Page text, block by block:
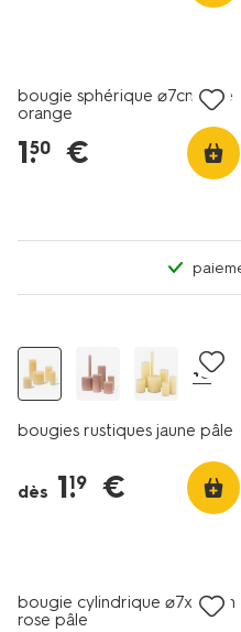
bougie sphérique ⌀7cm lisse
orange
1.
50 €
+5
bougies rustiques jaune pâle
dès 1.
19 €
bougie cylindrique ⌀7x20cm
rose pâle